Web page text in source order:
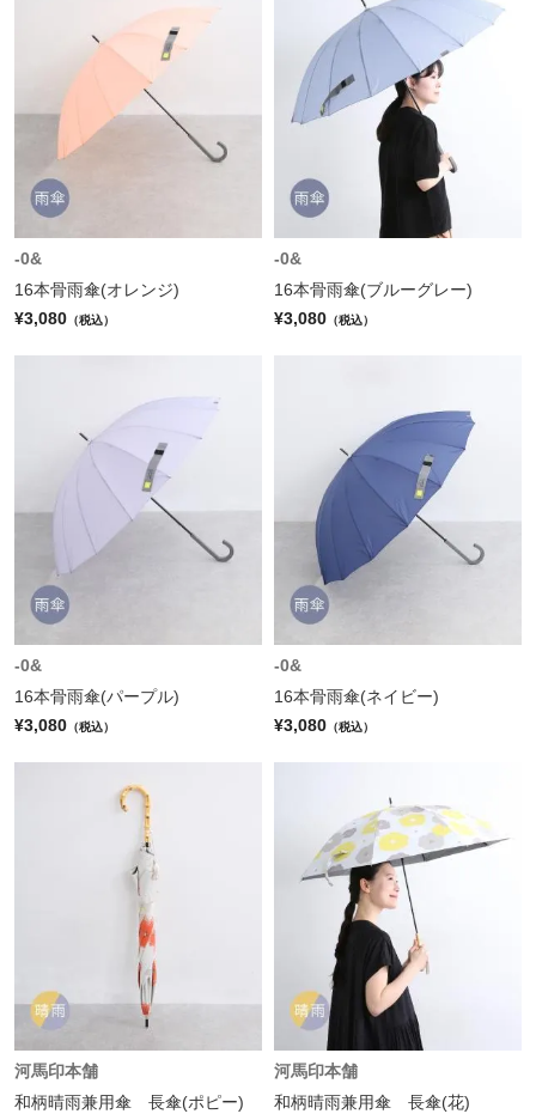
-0&
16本骨雨傘(オレンジ)
¥3,080 （税込）
-0&
16本骨雨傘(ブルーグレー)
¥3,080 （税込）
-0&
16本骨雨傘(パープル)
¥3,080 （税込）
-0&
16本骨雨傘(ネイビー)
¥3,080 （税込）
河馬印本舗
和柄晴雨兼用傘 長傘(ポピー)
河馬印本舗
和柄晴雨兼用傘 長傘(花)